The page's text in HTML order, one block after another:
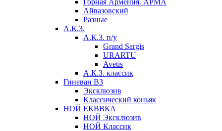
Горная Армения. АРМА
Айвазовский
Разные
А.К.З.
А.К.З. п/у
Grand Sargis
URARTU
Avetis
А.К.З. классик
Гиневан ВЗ
Эксклюзив
Классический коньяк
НОЙ ЕКВВКА
НОЙ Эксклюзив
НОЙ Классик